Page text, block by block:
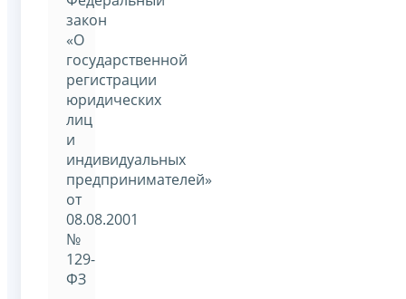
закон
«О
государственной
регистрации
юридических
лиц
и
индивидуальных
предпринимателей»
от
08.08.2001
№
129-
ФЗ